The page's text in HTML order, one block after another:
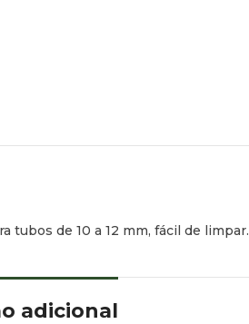
tubos de 10 a 12 mm, fácil de limpar.
adicional